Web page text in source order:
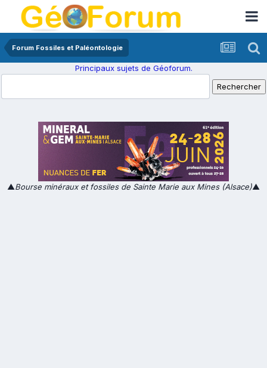
Forum Fossiles et Paléontologie
Principaux sujets de Géoforum.
▲Bourse minéraux et fossiles de Sainte Marie aux Mines (Alsace)▲